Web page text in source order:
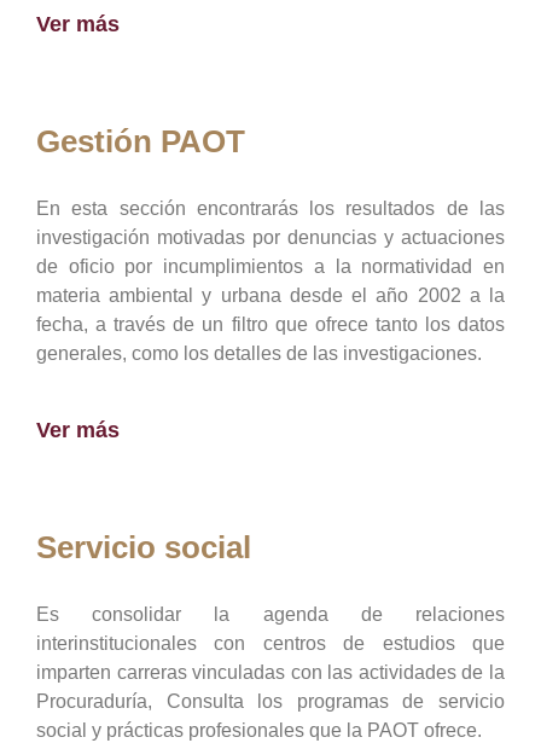
Ver más
Gestión PAOT
En esta sección encontrarás los resultados de las
investigación motivadas por denuncias y actuaciones
de oficio por incumplimientos a la normatividad en
materia ambiental y urbana desde el año 2002 a la
fecha, a través de un filtro que ofrece tanto los datos
generales, como los detalles de las investigaciones.
Ver más
Servicio social
Es consolidar la agenda de relaciones
interinstitucionales con centros de estudios que
imparten carreras vinculadas con las actividades de la
Procuraduría, Consulta los programas de servicio
social y prácticas profesionales que la PAOT ofrece.